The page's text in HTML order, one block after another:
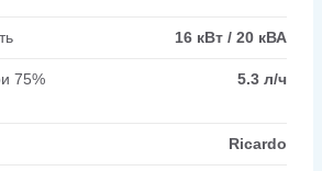
16 кВт / 20 кВА
75%
5.3 л/ч
Ricardo